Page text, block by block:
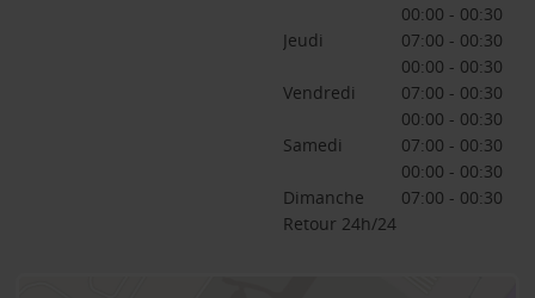
00:00 - 00:30
Jeudi
07:00 - 00:30
00:00 - 00:30
Vendredi
07:00 - 00:30
00:00 - 00:30
Samedi
07:00 - 00:30
00:00 - 00:30
Dimanche
07:00 - 00:30
Retour 24h/24